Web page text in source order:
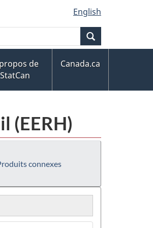
English
de
StatCan
Canada.ca
(EERH)
connexes